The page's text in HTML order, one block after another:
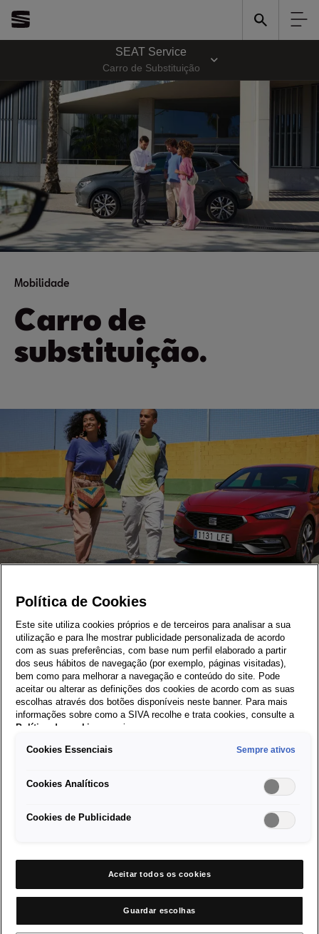
SEAT Service
Carro de Substituição
Mobilidade
Carro de
substituição.
Sempre lá quando você
precisa
Seja uma manutenção ou um imprevisto, certificamo-nos que
mantenha a sua mobilidade. Os nossos SEAT Service irão
Quer saber mais?
Política de Cookies
Este site utiliza cookies próprios e de terceiros para analisar a sua
utilização e para lhe mostrar publicidade personalizada de acordo
com as suas preferências, com base num perfil elaborado a partir
dos seus hábitos de navegação (por exemplo, páginas visitadas),
bem como para melhorar a navegação e conteúdo do site. Pode
aceitar ou alterar as definições dos cookies de acordo com as suas
escolhas através dos botões disponíveis neste banner. Para mais
informações sobre como a SIVA recolhe e trata cookies, consulte a
Política de cookies
em vigor.
Cookies Essenciais Sempre ativos
Cookies Analíticos
Cookies de Publicidade
Aceitar todos os cookies
Guardar escolhas